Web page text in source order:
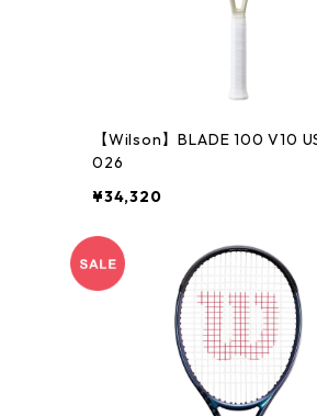
【Wilson】BLADE 100 V10 US OPEN 2
026
¥34,320